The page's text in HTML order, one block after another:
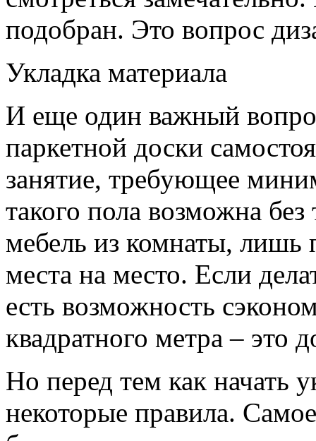
подобран. Это вопрос
Укладка материала
И еще один важный
паркетной доски
занятие, требующее
такого пола возможна
мебель из комнаты, лишь
места на место. Если
есть возможность
квадратного метра – это
Но перед тем как начать
некоторые правила.